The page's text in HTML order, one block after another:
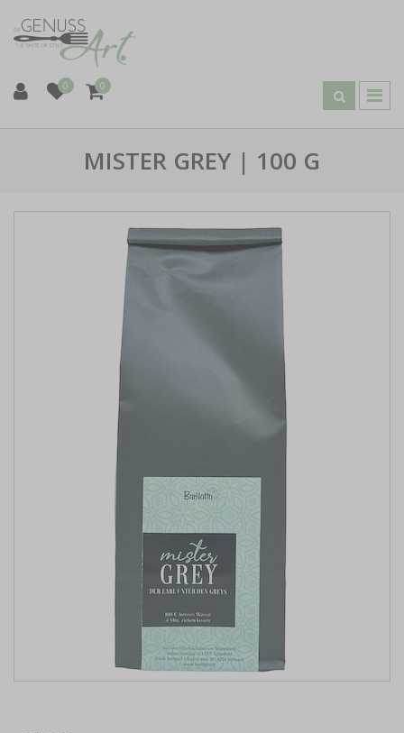
0 0
MISTER GREY | 100 G